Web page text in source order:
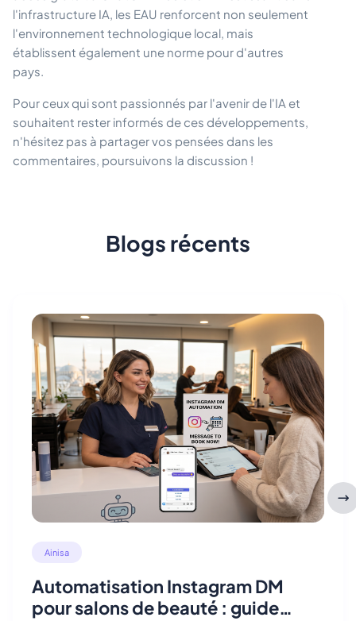
l'infrastructure IA, les EAU renforcent non seulement
l'environnement technologique local, mais
établissent également une norme pour d'autres
pays.
Pour ceux qui sont passionnés par l'avenir de l'IA et
souhaitent rester informés de ces développements,
n'hésitez pas à partager vos pensées dans les
commentaires, poursuivons la discussion !
Blogs récents
Ainisa
Automatisation Instagram DM
pour salons de beauté : guide